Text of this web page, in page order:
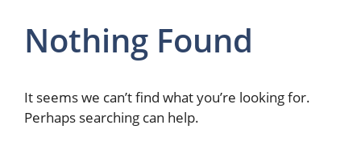
Nothing Found
It seems we can’t find what you’re looking for.
Perhaps searching can help.